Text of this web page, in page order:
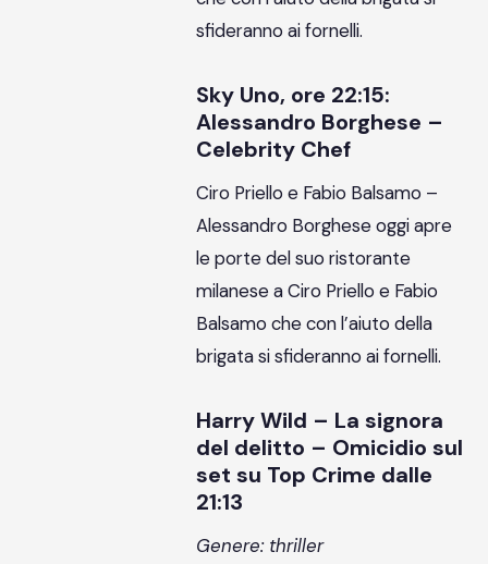
sfideranno ai fornelli.
Sky Uno, ore 22:15:
Alessandro Borghese –
Celebrity Chef
Ciro Priello e Fabio Balsamo –
Alessandro Borghese oggi apre
le porte del suo ristorante
milanese a Ciro Priello e Fabio
Balsamo che con l’aiuto della
brigata si sfideranno ai fornelli.
Harry Wild – La signora
del delitto – Omicidio sul
set su Top Crime dalle
21:13
Genere: thriller